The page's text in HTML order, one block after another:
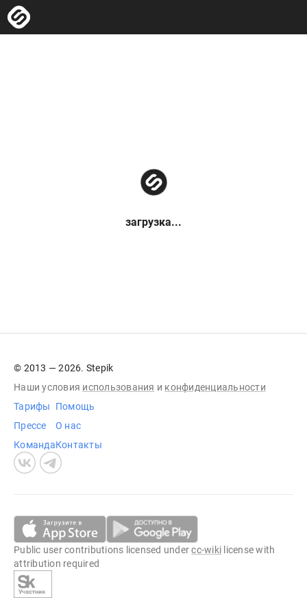
загрузка...
© 2013 — 2026. Stepik
Наши условия использования и конфиденциальности
Тарифы
Прессе
Команда
Помощь
О нас
Контакты
Public user contributions licensed undercc-wiki license with
attribution required